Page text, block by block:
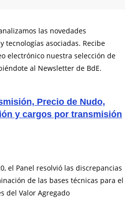
las novedades
tecnologías asociadas. Recibe
electrónico nuestra selección de
al Newsletter de BdE.
Precio de Nudo,
y cargos por transmisión
el Panel resolvió las discrepancias
de las bases técnicas para el
del Valor Agregado